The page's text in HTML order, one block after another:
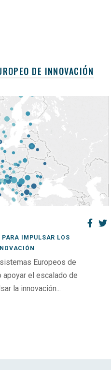
DE INNOVACIÓN
IMPULSAR LOS
Europeos de
el escalado de
la innovación...